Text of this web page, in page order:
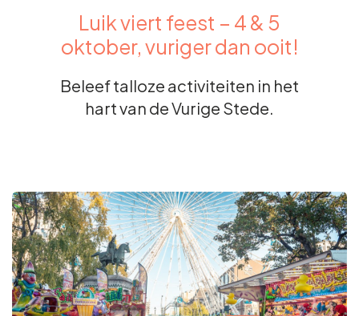
Bereid mijn verblijf voor
Pays de Liège
Volg ons
Pers
Groepen en touroperators
Luik viert feest – 4 & 5
oktober, vuriger dan ooit!
Beleef talloze activiteiten in het
hart van de Vurige Stede.